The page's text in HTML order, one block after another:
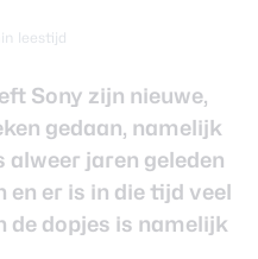
leestijd
Sony zijn nieuwe,
gedaan, namelijk
alweer jaren geleden
en er is in die tijd veel
de dopjes is namelijk